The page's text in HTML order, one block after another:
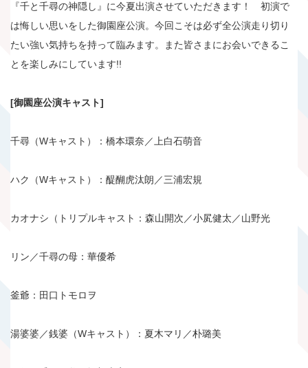
『千と千尋の神隠し』に今夏出演させていただきます！ 初演で
は悔しい思いをした御園座公演。今回こそは必ず全公演走り切り
たい強い気持ちを持って臨みます。また皆さまにお会いできるこ
とを楽しみにしています!!
[御園座公演キャスト]
千尋（Wキャスト）：橋本環奈／上白石萌音
ハク（Wキャスト）：醍醐虎汰朗／三浦宏規
カオナシ（トリプルキャスト：森山開次／小㞍健太／山野光
リン／千尋の母：華優希
釜爺：田口トモロヲ
湯婆婆／銭婆（Wキャスト）：夏木マリ／朴璐美